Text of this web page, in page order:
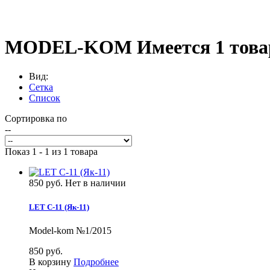
MODEL-KOM Имеется 1
Вид:
Сетка
Список
Сортировка по
--
Показ 1 - 1 из 1 товара
850 руб. Нет в наличии
LET C-11 (Як-11)
Model-kom №1/2015
850 руб.
В корзину Подробнее